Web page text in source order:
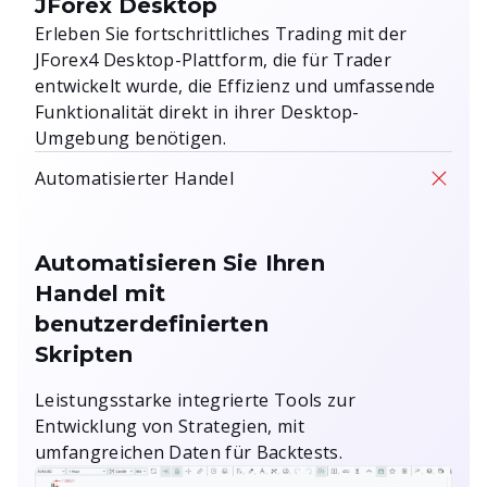
JForex Desktop
Erleben Sie fortschrittliches Trading mit der
JForex4 Desktop-Plattform, die für Trader
entwickelt wurde, die Effizienz und umfassende
Funktionalität direkt in ihrer Desktop-
Umgebung benötigen.
Automatisierter Handel
Automatisieren Sie Ihren
Handel mit
benutzerdefinierten
Skripten
Leistungsstarke integrierte Tools zur
Entwicklung von Strategien, mit
umfangreichen Daten für Backtests.